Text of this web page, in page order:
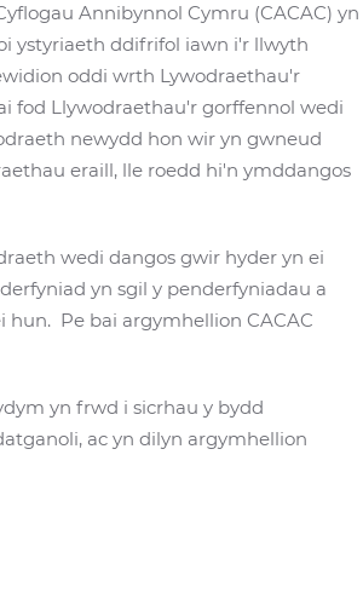
Annibynnol Cymru (CACAC) yn
ystyriaeth ddifrifol iawn i'r llwyth
oddi wrth Lywodraethau'r
fod Llywodraethau'r gorffennol wedi
newydd hon wir yn gwneud
eraill, lle roedd hi'n ymddangos
wedi dangos gwir hyder yn ei
yn sgil y penderfyniadau a
hun. Pe bai argymhellion CACAC
yn frwd i sicrhau y bydd
ac yn dilyn argymhellion